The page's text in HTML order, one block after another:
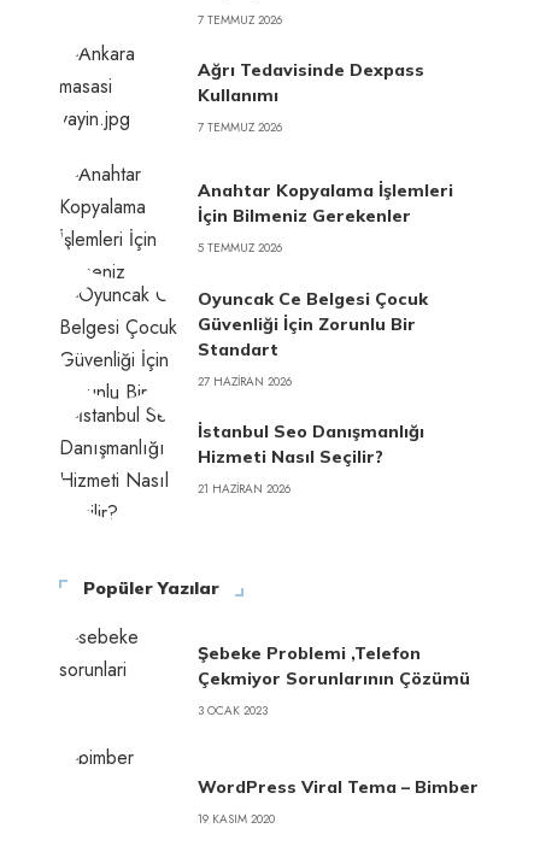
7 TEMMUZ 2026
Ağrı Tedavisinde Dexpass
Kullanımı
7 TEMMUZ 2026
Anahtar Kopyalama İşlemleri
İçin Bilmeniz Gerekenler
5 TEMMUZ 2026
Oyuncak Ce Belgesi Çocuk
Güvenliği İçin Zorunlu Bir
Standart
27 HAZIRAN 2026
İstanbul Seo Danışmanlığı
Hizmeti Nasıl Seçilir?
21 HAZIRAN 2026
Popüler Yazılar
Şebeke Problemi ,Telefon
Çekmiyor Sorunlarının Çözümü
3 OCAK 2023
WordPress Viral Tema – Bimber
19 KASIM 2020